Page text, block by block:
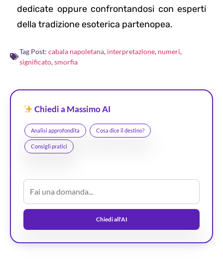
dedicate oppure confrontandosi con esperti
della tradizione esoterica partenopea.
Tag Post: cabala napoletana, interpretazione, numeri,
significato,smorfia
Chiedi a Massimo AI
Analisi approfondita Cosa dice il destino?
Consigli pratici
Chiedi all'AI